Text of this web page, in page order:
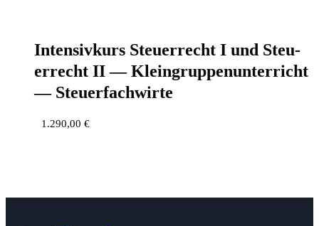
Inten­siv­kurs Steu­er­recht I und Steu­
er­recht II — Klein­grup­pen­un­ter­richt
— Steuerfachwirte
1.290,00 €